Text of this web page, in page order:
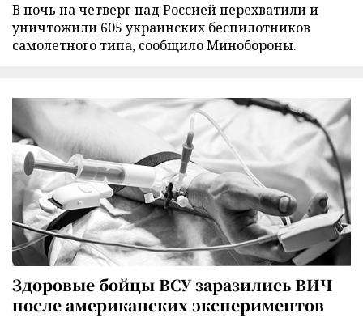
В ночь на четверг над Россией перехватили и
уничтожили 605 украинских беспилотников
самолетного типа, сообщило Минобороны.
Здоровые бойцы ВСУ заразились ВИЧ
после американских экспериментов